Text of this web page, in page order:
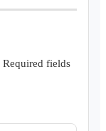
Required fields